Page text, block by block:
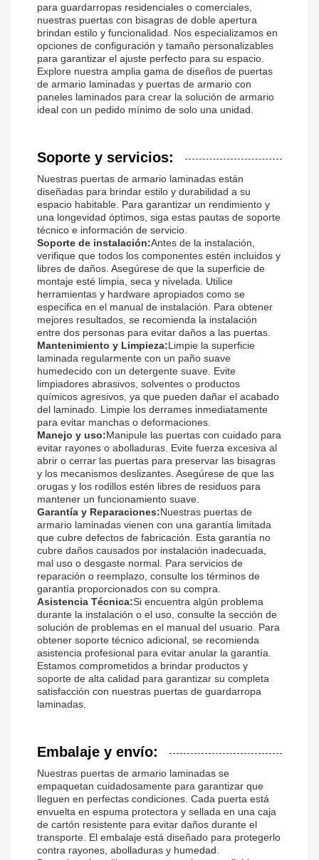
para guardarropas residenciales o comerciales,
nuestras puertas con bisagras de doble apertura
brindan estilo y funcionalidad. Nos especializamos en
opciones de configuración y tamaño personalizables
para garantizar el ajuste perfecto para su espacio.
Explore nuestra amplia gama de diseños de puertas
de armario laminadas y puertas de armario con
paneles laminados para crear la solución de armario
ideal con un pedido mínimo de solo una unidad.
Soporte y servicios:
Nuestras puertas de armario laminadas están
diseñadas para brindar estilo y durabilidad a su
espacio habitable. Para garantizar un rendimiento y
una longevidad óptimos, siga estas pautas de soporte
técnico e información de servicio.
Soporte de instalación:Antes de la instalación,
verifique que todos los componentes estén incluidos y
libres de daños. Asegúrese de que la superficie de
montaje esté limpia, seca y nivelada. Utilice
herramientas y hardware apropiados como se
especifica en el manual de instalación. Para obtener
mejores resultados, se recomienda la instalación
entre dos personas para evitar daños a las puertas.
Mantenimiento y Limpieza:Limpie la superficie
laminada regularmente con un paño suave
humedecido con un detergente suave. Evite
limpiadores abrasivos, solventes o productos
químicos agresivos, ya que pueden dañar el acabado
del laminado. Limpie los derrames inmediatamente
para evitar manchas o deformaciones.
Manejo y uso:Manipule las puertas con cuidado para
evitar rayones o abolladuras. Evite fuerza excesiva al
abrir o cerrar las puertas para preservar las bisagras
y los mecanismos deslizantes. Asegúrese de que las
orugas y los rodillos estén libres de residuos para
mantener un funcionamiento suave.
Garantía y Reparaciones:Nuestras puertas de
armario laminadas vienen con una garantía limitada
que cubre defectos de fabricación. Esta garantía no
cubre daños causados ​​por instalación inadecuada,
mal uso o desgaste normal. Para servicios de
reparación o reemplazo, consulte los términos de
garantía proporcionados con su compra.
Asistencia Técnica:Si encuentra algún problema
durante la instalación o el uso, consulte la sección de
solución de problemas en el manual del usuario. Para
obtener soporte técnico adicional, se recomienda
asistencia profesional para evitar anular la garantía.
Estamos comprometidos a brindar productos y
soporte de alta calidad para garantizar su completa
satisfacción con nuestras puertas de guardarropa
laminadas.
Embalaje y envío:
Nuestras puertas de armario laminadas se
empaquetan cuidadosamente para garantizar que
lleguen en perfectas condiciones. Cada puerta está
envuelta en espuma protectora y sellada en una caja
de cartón resistente para evitar daños durante el
transporte. El embalaje está diseñado para protegerlo
contra rayones, abolladuras y humedad.